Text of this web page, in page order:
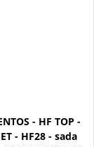
- HF TOP -
- HF28 - sada